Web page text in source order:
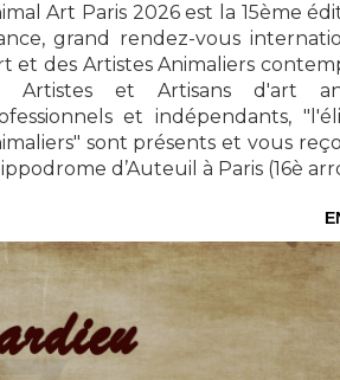
Art Paris 2026 est la 15ème
grand rendez-vous
et des Artistes Animaliers
Artistes et Artisans d'art
et indépendants,
sont présents et vous
d’Auteuil à Paris (16è